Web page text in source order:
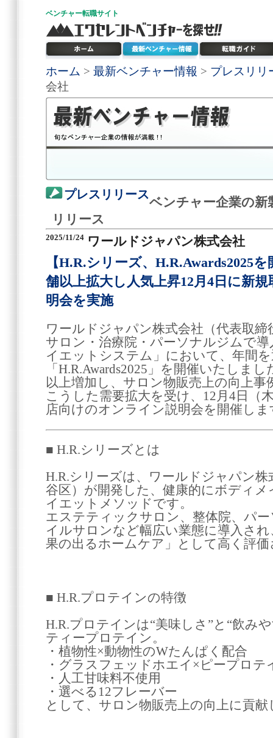
ベンチャー転職サイト
ホーム > 最新ベンチャー情報 > プレスリリ
会社
プレスリリース
ベンチャー企業の新
リリース
2025/11/24 ワールドジャパン株式会社
【H.R.シリーズ、H.R.Awards2025
舗以上拡大し人気上昇12月4日に新
明会を実施
ワールドジャパン株式会社（代表取締
サロン・治療院・パーソナルジムで
イエットシステム」において、年間
「H.R.Awards2025」を開催いたしま
以上増加し、サロン物販売上の向上
こうした需要拡大を受け、12月4日（
店向けのオンライン説明会を開催しま
■ H.R.シリーズとは
H.R.シリーズは、ワールドジャパン株
谷区）が開発した、健康的にボディ
イエットメソッドです。
エステティックサロン、整体院、パ
イルサロンなど幅広い業態に導入さ
果の出るホームケア」として高く評
■ H.R.プロテインの特徴
H.R.プロテインは“美味しさ”と“飲み
ティープロテイン。
・植物性×動物性のWたんぱく配合
・グラスフェッドホエイ×ピープロテ
・人工甘味料不使用
・選べる12フレーバー
として、サロン物販売上の向上に貢